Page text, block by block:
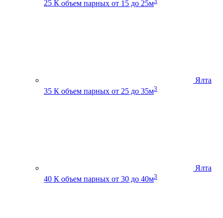
25 К объем парных от 15 до 25м
Ялта
35 К объем парных от 25 до 35м3
Ялта
40 К объем парных от 30 до 40м3